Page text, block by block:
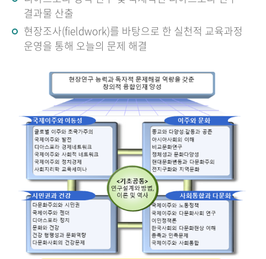
결과물 산출
현장조사(fieldwork)를 바탕으로 한 실천적 교육과정
운영을 통해 오늘의 문제 해결